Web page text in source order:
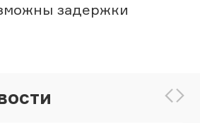
задержки